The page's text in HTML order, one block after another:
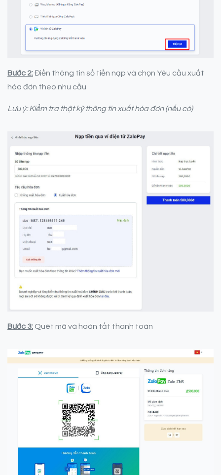
Bước 2:Điền thông tin số tiền nạp và chọn Yêu cầu xuất
hóa đơn theo nhu cầu
Lưu ý: Kiểm tra thật kỹ thông tin xuất hóa đơn (nếu có)
Bước 3: Quét mã và hoàn tất thanh toán